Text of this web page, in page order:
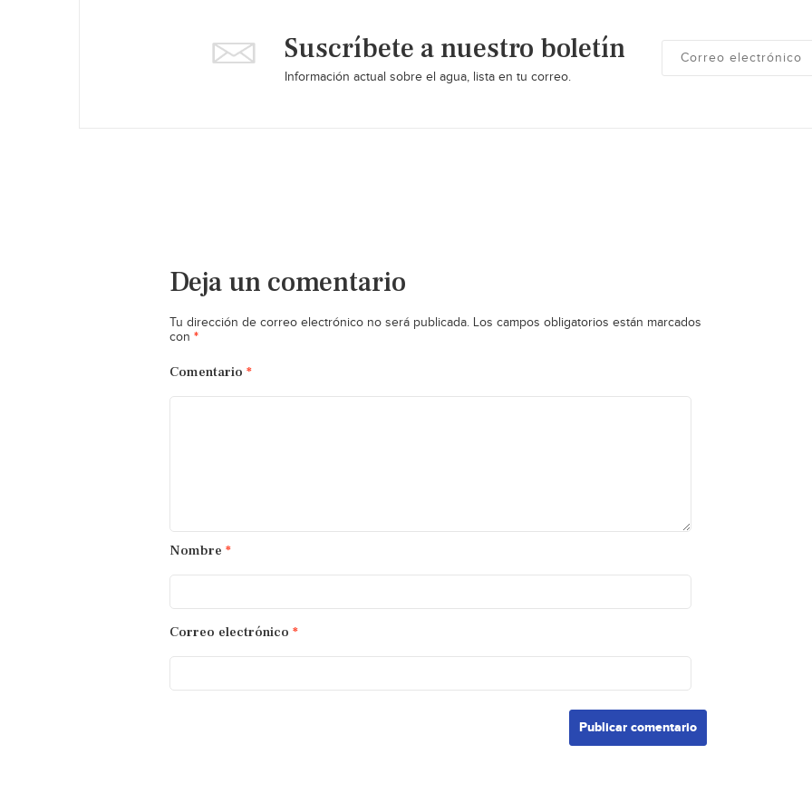
Suscríbete a nuestro boletín
Información actual sobre el agua, lista en tu correo.
Deja un comentario
Tu dirección de correo electrónico no será publicada. Los campos obligatorios están marcados
con *
Comentario *
Nombre *
Correo electrónico *